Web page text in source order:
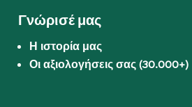
Γνώρισέ μας
Η ιστορία μας
Οι αξιολογήσεις σας (30.000+)